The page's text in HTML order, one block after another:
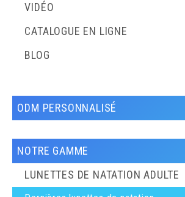
VIDÉO
CATALOGUE EN LIGNE
BLOG
ODM PERSONNALISÉ
NOTRE GAMME
LUNETTES DE NATATION ADULTE